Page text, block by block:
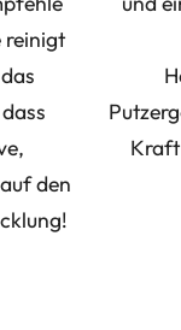
reinigt
den